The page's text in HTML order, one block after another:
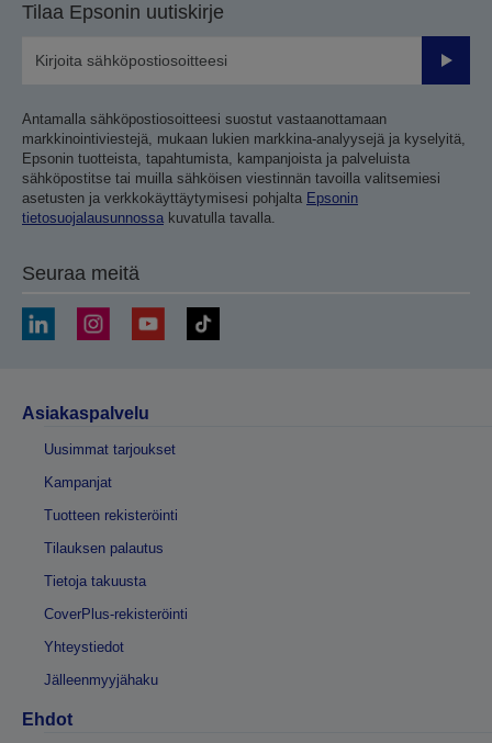
Tilaa Epsonin uutiskirje
Lähetä
Antamalla sähköpostiosoitteesi suostut vastaanottamaan
markkinointiviestejä, mukaan lukien markkina-analyysejä ja kyselyitä,
Epsonin tuotteista, tapahtumista, kampanjoista ja palveluista
sähköpostitse tai muilla sähköisen viestinnän tavoilla valitsemiesi
asetusten ja verkkokäyttäytymisesi pohjalta Epsonin
tietosuojalausunnossa kuvatulla tavalla.
Seuraa meitä
Asiakaspalvelu
Uusimmat tarjoukset
Kampanjat
Tuotteen rekisteröinti
Tilauksen palautus
Tietoja takuusta
CoverPlus-rekisteröinti
Yhteystiedot
Jälleenmyyjähaku
Ehdot